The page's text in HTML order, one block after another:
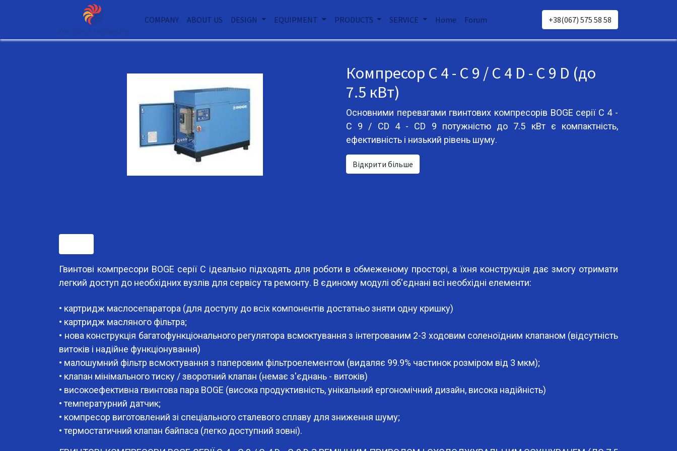
COMPANY ABOUT US DESIGN EQUIPMENT PRODUCTS SERVICE Home Forum +38(067) 575 58 58
Компресор С 4 - C 9 / C 4 D - C 9 D (до
7.5 кВт)
Основними перевагами гвинтових компресорів BOGE серії C 4 -
C 9 / CD 4 - CD 9 потужністю до 7.5 кВт є компактність,
ефективність і низький рівень шуму.
Відкрити більше
Гвинтові компресори BOGE серії С ідеально підходять для роботи в обмеженому просторі, а їхня конструкція дає змогу отримати
легкий доступ до необхідних вузлів для сервісу та ремонту. В єдиному модулі об'єднані всі необхідні елементи:
• картридж маслосепаратора (для доступу до всіх компонентів достатньо зняти одну кришку)
• картридж масляного фільтра;
• нова конструкція багатофункціонального регулятора всмоктування з інтегрованим 2-3 ходовим соленоїдним клапаном (відсутність
витоків і надійне функціонування)
• малошумний фільтр всмоктування з паперовим фільтроелементом (видаляє 99.9% частинок розміром від 3 мкм);
• клапан мінімального тиску / зворотний клапан (немає з'єднань - витоків)
• високоефективна гвинтова пара BOGE (висока продуктивність, унікальний ергономічний дизайн, висока надійність)
• температурний датчик;
• компресор виготовлений зі спеціального сталевого сплаву для зниження шуму;
• термостатичний клапан байпаса (легко доступний зовні).